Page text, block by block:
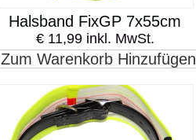
Halsband FixGP 7x55cm
€ 11,99 inkl. MwSt.
Zum Warenkorb Hinzufügen